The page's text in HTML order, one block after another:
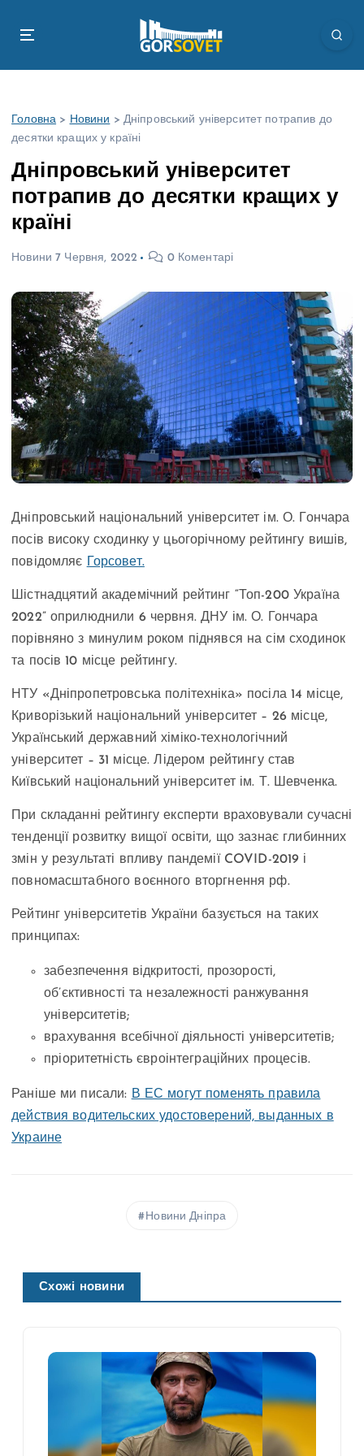
Головна > Новини > Дніпровський університет потрапив до
десятки кращих у країні
Дніпровський університет
потрапив до десятки кращих у
країні
Новини 7 Червня, 2022 0 Коментарі
Дніпровський національний університет ім. О. Гончара
посів високу сходинку у цьогорічному рейтингу вишів,
повідомляє
Горсовет.
Шістнадцятий академічний рейтинг “Топ-200 Україна
2022” оприлюднили 6 червня. ДНУ ім. О. Гончара
порівняно з минулим роком піднявся на сім сходинок
та посів 10 місце рейтингу.
НТУ «Дніпропетровська політехніка» посіла 14 місце,
Криворізький національний університет – 26 місце,
Український державний хіміко-технологічний
університет – 31 місце. Лідером рейтингу став
Київський національний університет ім. Т. Шевченка.
При складанні рейтингу експерти враховували сучасні
тенденції розвитку вищої освіти, що зазнає глибинних
змін у результаті впливу пандемії COVID-2019 і
повномасштабного воєнного вторгнення рф.
Рейтинг університетів України базується на таких
принципах:
забезпечення відкритості, прозорості,
об’єктивності та незалежності ранжування
університетів;
врахування всебічної діяльності університетів;
пріоритетність євроінтеграційних процесів.
Раніше ми писали: В ЕС могут поменять правила
действия водительских удостоверений, выданных в
Украине
Новини Дніпра
Схожі новини